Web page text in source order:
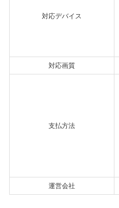
対応デバイス
対応画質
支払方法
運営会社